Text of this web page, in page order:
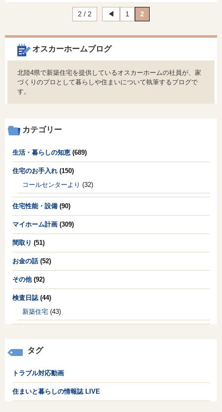
2 / 2 ◀︎ 1 2
オスカーホームブログ
北陸4県で新築住宅を提供しているオスカーホームの社員が、家
づくりのプロとして暮らしや住まいについて執筆するブログで
す。
カテゴリー
生活・暮らしの知恵 (689)
住宅のお手入れ (150)
コールセンターより (32)
住宅性能・設備 (90)
マイホーム計画 (309)
間取り (51)
お金の話(52)
その他(92)
検査日誌 (44)
新築住宅 (43)
タグ
トラブル対応動画
住まいと暮らしの情報誌 LIVE